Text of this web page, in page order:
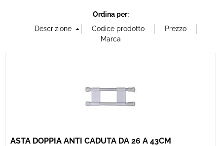
Lavora Con Noi
Ordina per:
ASTA DOPPIA ANTI CADUTA DA 26 A 43CM